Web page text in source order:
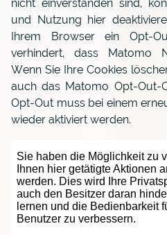
nicht einverstanden sind,
und Nutzung hier
Ihrem Browser ein Opt-
verhindert, dass Matomo
Wenn Sie Ihre Cookies
auch das Matomo Opt-Out-
Opt-Out muss bei einem
wieder aktiviert werden.